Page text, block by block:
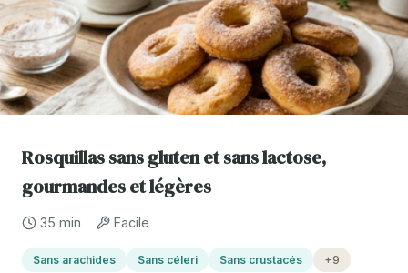
Rosquillas sans gluten et sans lactose,
gourmandes et légères
35 min Facile
Sans arachides Sans céleri Sans crustacés +9